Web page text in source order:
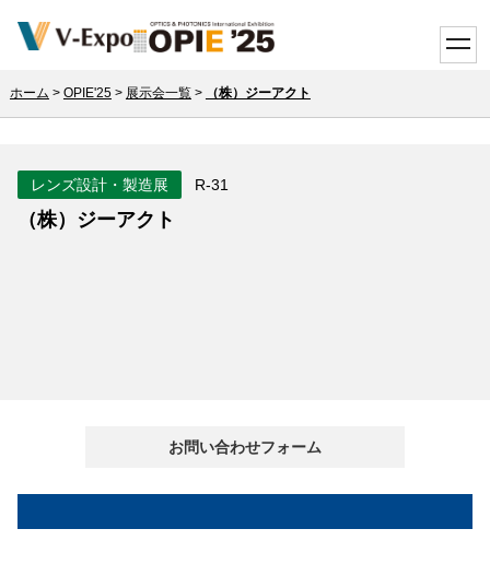
ホーム > OPIE'25> 展示会一覧> （株）ジーアクト
レンズ設計・製造展 R-31
（株）ジーアクト
お問い合わせフォーム